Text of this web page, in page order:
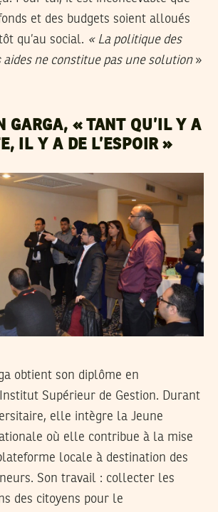
et des budgets soient alloués
qu’au social. « La politique des
aides ne constitue pas une solution»
GARGA, « TANT QU’IL Y A
IL Y A DE L’ESPOIR »
obtient son diplôme en
Supérieur de Gestion. Durant
elle intègre la Jeune
où elle contribue à la mise
locale à destination des
Son travail : collecter les
des citoyens pour le